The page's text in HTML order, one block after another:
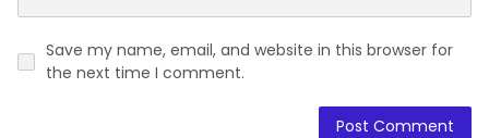
Save my name, email, and website in this browser for
the next time I comment.